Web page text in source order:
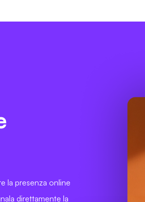
la presenza online
direttamente la